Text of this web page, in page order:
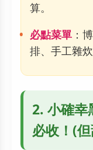
算。
必點菜單 ：
排、手工雜炊
2. 小確幸
必收！(